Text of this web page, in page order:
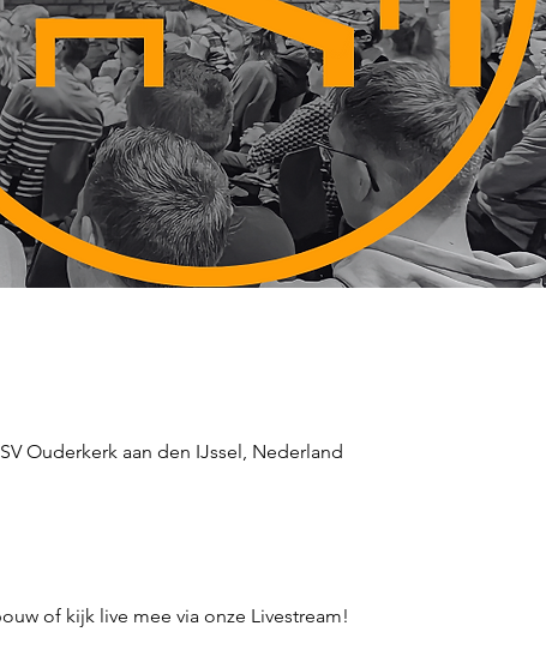
Ouderkerk aan den IJssel, Nederland
of kijk live mee via onze Livestream!